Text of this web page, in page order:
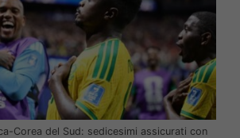
Corea del Sud: sedicesimi assicurati con